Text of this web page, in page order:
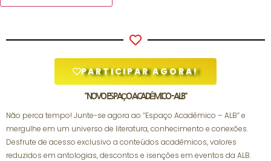
PARTICIPAR AGORA!
"NOVO ESPAÇO ACADÊMICO - ALB"
Não perca tempo! Junte-se agora ao “Espaço Acadêmico – ALB” e
mergulhe em um universo de literatura, conhecimento e conexões.
Desfrute de acesso exclusivo a conteúdos acadêmicos, valores
reduzidos em antologias, descontos e isenções em eventos da ALB.